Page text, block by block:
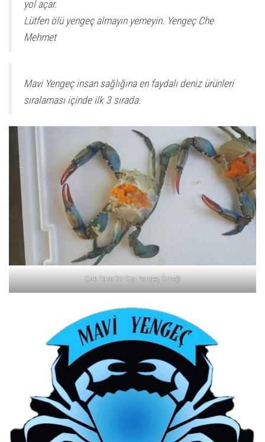
yol açar.
Lütfen ölü yengeç almayın yemeyin. Yengeç Che
Mehmet
Mavi Yengeç insan sağlığına en faydalı deniz ürünleri
sıralaması içinde ilk 3 sırada.
Çok Taze Bir Dişi Yengeç Örneği